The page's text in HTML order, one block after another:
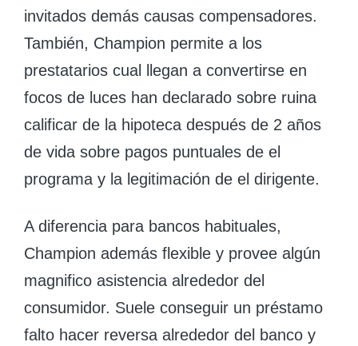
invitados demás causas compensadores.
También, Champion permite a los
prestatarios cual llegan a convertirse en
focos de luces han declarado sobre ruina
calificar de la hipoteca después de 2 años
de vida sobre pagos puntuales de el
programa y la legitimación de el dirigente.
A diferencia para bancos habituales,
Champion además flexible y provee algún
magnifico asistencia alrededor del
consumidor. Suele conseguir un préstamo
falto hacer reversa alrededor del banco y